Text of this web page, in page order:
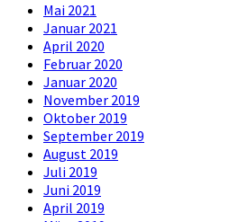
Mai 2021
Januar 2021
April 2020
Februar 2020
Januar 2020
November 2019
Oktober 2019
September 2019
August 2019
Juli 2019
Juni 2019
April 2019